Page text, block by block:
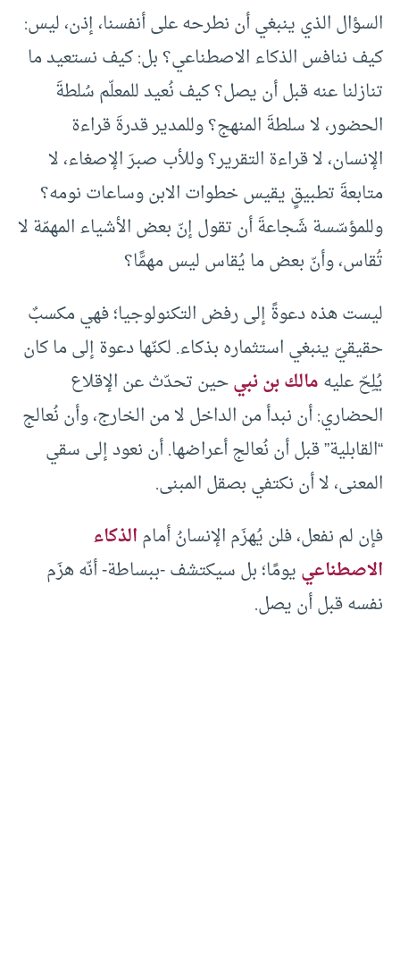
السؤال الذي ينبغي أن نطرحه على أنفسنا، إذن، ليس:
كيف ننافس الذكاء الاصطناعي؟ بل: كيف نستعيد ما
تنازلنا عنه قبل أن يصل؟ كيف نُعيد للمعلّم سُلطةَ
الحضور، لا سلطةَ المنهج؟ وللمدير قدرةَ قراءة
الإنسان، لا قراءة التقرير؟ وللأب صبرَ الإصغاء، لا
متابعةَ تطبيقٍ يقيس خطوات الابن وساعات نومه؟
وللمؤسّسة شَجاعةَ أن تقول إنّ بعض الأشياء المهمّة لا
تُقاس، وأنّ بعض ما يُقاس ليس مهمًّا؟
ليست هذه دعوةً إلى رفض التكنولوجيا؛ فهي مكسبٌ
حقيقيّ ينبغي استثماره بذكاء. لكنّها دعوة إلى ما كان
يُلِحّ عليهمالك بن نبيحين تحدّث عن الإقلاع
الحضاري: أن نبدأ من الداخل لا من الخارج، وأن نُعالج
“القابلية” قبل أن نُعالج أعراضها. أن نعود إلى سقي
المعنى، لا أن نكتفي بصقل المبنى.
فإن لم نفعل، فلن يُهزَم الإنسانُ أمامالذكاء
الاصطناعييومًا؛ بل سيكتشف -ببساطة- أنّه هزَم
نفسه قبل أن يصل.